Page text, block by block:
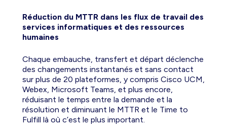
Réduction du MTTR dans les flux de travail des
services informatiques et des ressources
humaines
Chaque embauche, transfert et départ déclenche
des changements instantanés et sans contact
sur plus de 20 plateformes, y compris Cisco UCM,
Webex, Microsoft Teams, et plus encore,
réduisant le temps entre la demande et la
résolution et diminuant le MTTR et le Time to
Fulfill là où c’est le plus important.